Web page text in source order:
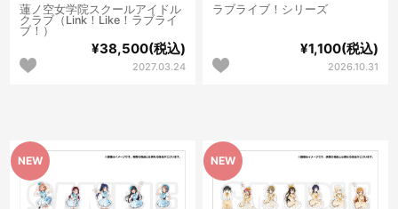
蓮ノ空女学院スクールアイドル
クラブ（Link！Like！ラブライ
ブ！）
¥38,500(税込)
2027.03.24
ラブライブ！シリーズ
¥1,100(税込)
2026.10.31